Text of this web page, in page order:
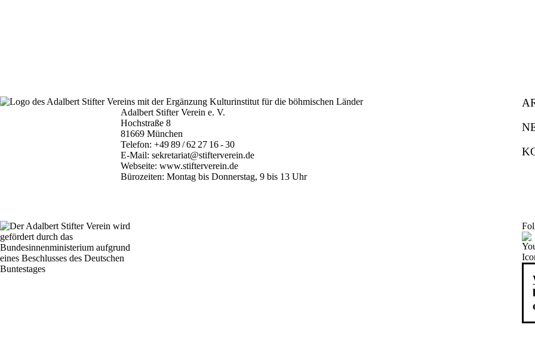
Adalbert Stifter Verein e. V.
Hochstraße 8
81669 München
Telefon:+49 89 / 62 27 16 - 30
E-Mail:sekretariat@stifterverein.de
Webseite:www.stifterverein.de
Bürozeiten: Montag bis Donnerstag, 9 bis 13 Uhr